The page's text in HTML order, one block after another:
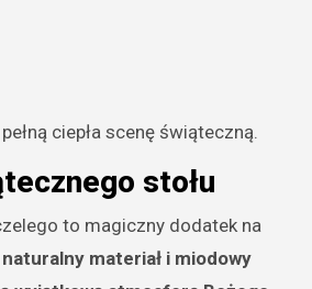
ciepła scenę świąteczną.
stołu
to magiczny dodatek na
materiał i miodowy